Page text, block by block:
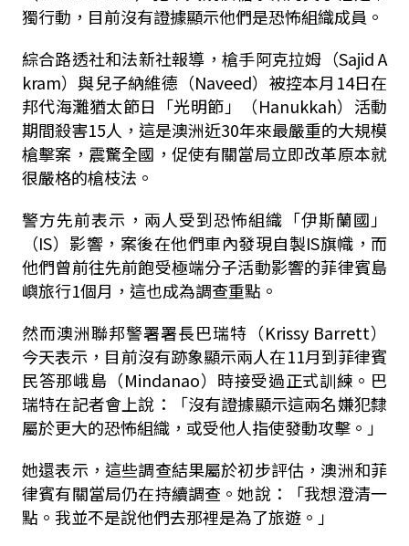
獨行動，目前沒有證據顯示他們是恐怖組織成員。
綜合路透社和法新社報導，槍手阿克拉姆（Sajid A
kram）與兒子納維德（Naveed）被控本月14日在
邦代海灘猶太節日「光明節」（Hanukkah）活動
期間殺害15人，這是澳洲近30年來最嚴重的大規模
槍擊案，震驚全國，促使有關當局立即改革原本就
很嚴格的槍枝法。
警方先前表示，兩人受到恐怖組織「伊斯蘭國」
（IS）影響，案後在他們車內發現自製IS旗幟，而
他們曾前往先前飽受極端分子活動影響的菲律賓島
嶼旅行1個月，這也成為調查重點。
然而澳洲聯邦警署署長巴瑞特（Krissy Barrett）
今天表示，目前沒有跡象顯示兩人在11月到菲律賓
民答那峨島（Mindanao）時接受過正式訓練。 巴
瑞特在記者會上說：「沒有證據顯示這兩名嫌犯隸
屬於更大的恐怖組織，或受他人指使發動攻擊。」
她還表示，這些調查結果屬於初步評估，澳洲和菲
律賓有關當局仍在持續調查。她說：「我想澄清一
點。我並不是說他們去那裡是為了旅遊。」